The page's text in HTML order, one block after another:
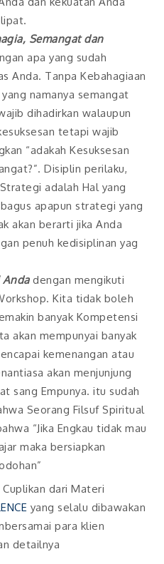
Semangat dan
apa yang sudah
Anda. Tanpa Kebahagiaan
namanya semangat
dihadirkan walaupun
tetapi wajib
“adakah Kesuksesan
Disiplin perilaku,
adalah Hal yang
apapun strategi yang
akan berarti jika Anda
penuh kedisiplinan yag
Andadengan mengikuti
Kita tidak boleh
banyak Kompetensi
akan mempunyai banyak
kemenangan atau
akan menjunjung
sang Empunya. itu sudah
Seorang Filsuf Spiritual
“Jika Engkau tidak mau
maka bersiapkan
dari Materi
yang selalu dibawakan
para klien
detailnya